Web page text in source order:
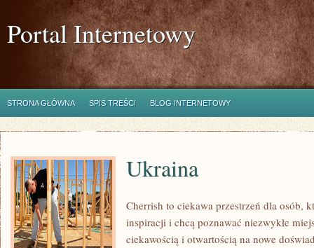
Portal Internetowy
STRONA GŁÓWNA SPIS TREŚCI BLOG INTERNETOWY
Ukraina
Cherrish to ciekawa przestrzeń dla osób,
inspiracji i chcą poznawać niezwykłe
ciekawością i otwartością na nowe